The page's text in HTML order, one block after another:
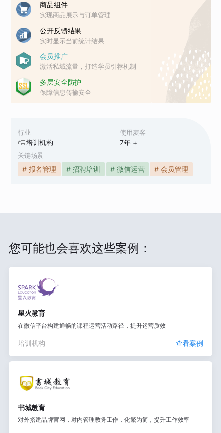
行业
培训机构
使用麦客
7年 +
关键场景
# 报名管理 # 招聘培训 # 微信运营 # 会员管理
商品组件
实现商品展示与订单管理
公开反馈结果
实时显示当前统计结果
会员推广
激活私域流量，打造学员引荐机制
多层安全防护
保障信息传输安全
您可能也会喜欢这些案例：
星火教育
在微信平台构建通畅的课程运营活动路径，提升运营质效
培训机构 查看案例
书城教育
对外搭建品牌官网，对内管理教务工作，化繁为简，提升工作效率